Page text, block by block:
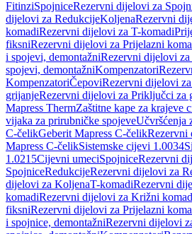
FitinziSpojniceRezervni dijelovi za
dijelovi za RedukcijeKoljenaRezervni
komadiRezervni dijelovi za T-komadi
fiksniRezervni dijelovi za Prijelazni
i spojevi, demontažniRezervni dijelovi
spojevi, demontažniKompenzatori
KompenzatoriČepoviRezervni dijelovi
grijanjeRezervni dijelovi za Priključci za
Mapress ThermZaštitne kape za krajeve
vijaka za prirubničke spojeveUčvršćenja
C-čelikGeberit Mapress C-čelikRezervni
Mapress C-čelikSistemske cijevi 1.0034
1.0215Cijevni umeciSpojniceRezervni
SpojniceRedukcijeRezervni dijelovi za
dijelovi za KoljenaT-komadiRezervni
komadiRezervni dijelovi za Križni
fiksniRezervni dijelovi za Prijelazni
i spojnice, demontažniRezervni dijelovi